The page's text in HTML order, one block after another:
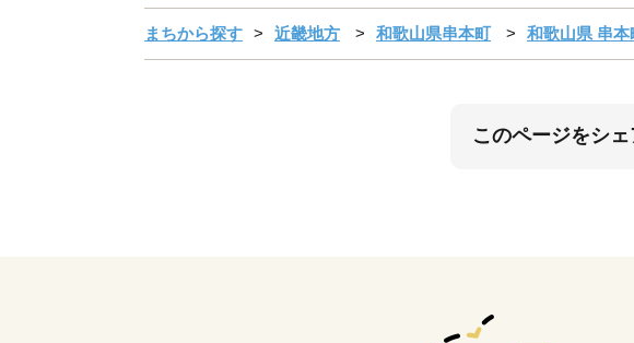
まちから探す 近畿地方 和歌山県串本町 和歌山県 串
このページをシ